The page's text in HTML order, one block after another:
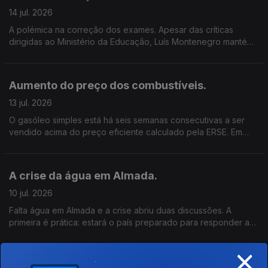
14 jul. 2026
A polémica na correção dos exames. Apesar das críticas
dirigidas ao Ministério da Educação, Luís Montenegro mantém
e as famílias desta situação? Se depois de sexta-feira vierem a
confirmar-se problemas nos resultados da correção das
frágil dentro do Governo?
Aumento do preço dos combustíveis.
13 jul. 2026
O gasóleo simples está há seis semanas consecutivas a ser
vendido acima do preço eficiente calculado pela ERSE. Em
subidas no orçamento das famílias e na atividade das
empresas? Considera aceitável que os preços praticados
ERSE? O que espera das autoridades e do setor para tornar os
preços mais justos e transparentes?
A crise da água em Almada.
10 jul. 2026
Falta água em Almada e a crise abriu duas discussões. A
primeira é prática: estará o país preparado para responder a
urbana? A segunda é política: quando surgem problemas,
quem assume responsabilidades? A autarquia e o Governo×